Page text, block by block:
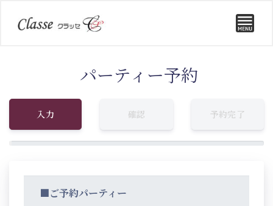
パーティー予約
入力 確認 予約完了
■ご予約パーティー